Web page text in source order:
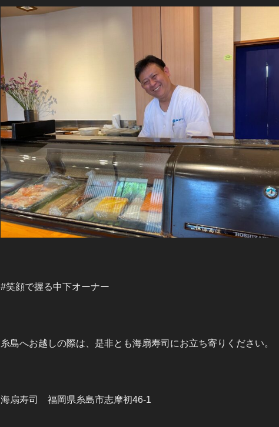
#笑顔で握る中下オーナー
糸島へお越しの際は、是非とも海扇寿司にお立ち寄りください。
海扇寿司 福岡県糸島市志摩初46-1